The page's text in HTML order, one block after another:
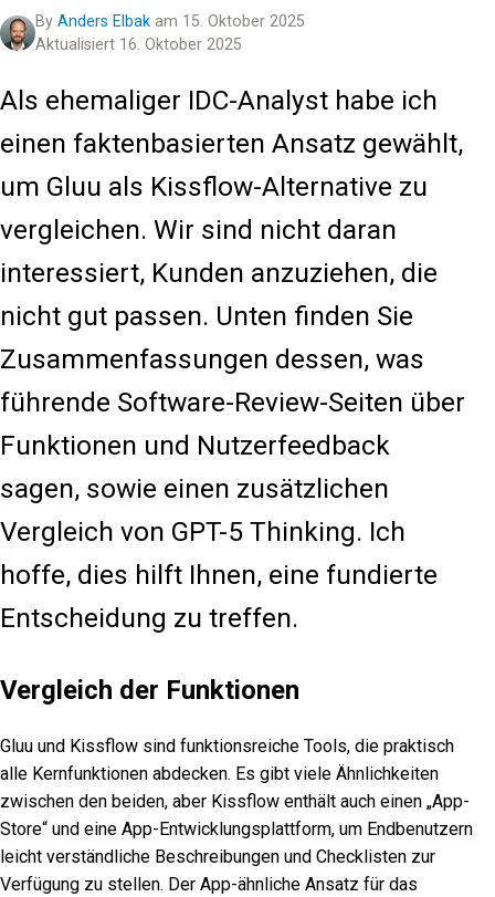
By Anders Elbak am 15. Oktober 2025
Aktualisiert 16. Oktober 2025
Als ehemaliger IDC-Analyst habe ich
einen faktenbasierten Ansatz gewählt,
um Gluu als Kissflow-Alternative zu
vergleichen. Wir sind nicht daran
interessiert, Kunden anzuziehen, die
nicht gut passen. Unten finden Sie
Zusammenfassungen dessen, was
führende Software-Review-Seiten über
Funktionen und Nutzerfeedback
sagen, sowie einen zusätzlichen
Vergleich von GPT-5 Thinking. Ich
hoffe, dies hilft Ihnen, eine fundierte
Entscheidung zu treffen.
Vergleich der Funktionen
Gluu und Kissflow sind funktionsreiche Tools, die praktisch
alle Kernfunktionen abdecken. Es gibt viele Ähnlichkeiten
zwischen den beiden, aber Kissflow enthält auch einen „App-
Store“ und eine App-Entwicklungsplattform, um Endbenutzern
leicht verständliche Beschreibungen und Checklisten zur
Verfügung zu stellen. Der App-ähnliche Ansatz für das